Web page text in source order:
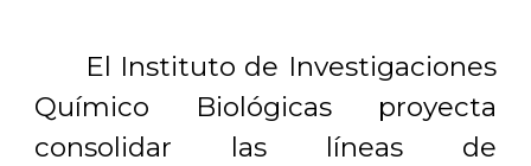
El Instituto de Investigaciones
Químico Biológicas proyecta
consolidar las líneas de